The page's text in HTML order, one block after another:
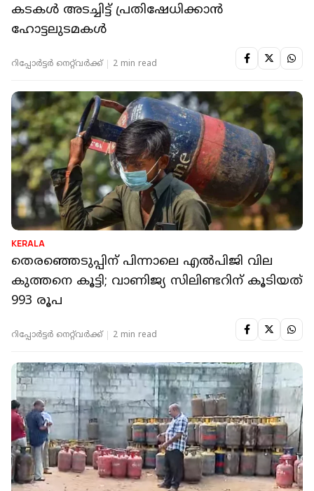
കടകൾ അടച്ചിട്ട് പ്രതിഷേധിക്കാൻ
ഹോട്ടലുടമകൾ
റിപ്പോർട്ടർ നെറ്റ്‌വര്‍ക്ക്‌ 2 min read
KERALA
തെരഞ്ഞെടുപ്പിന് പിന്നാലെ എല്‍പിജി വില
കുത്തനെ കൂട്ടി; വാണിജ്യ സിലിണ്ടറിന് കൂടിയത്
993 രൂപ
റിപ്പോർട്ടർ നെറ്റ്‌വര്‍ക്ക്‌ 2 min read